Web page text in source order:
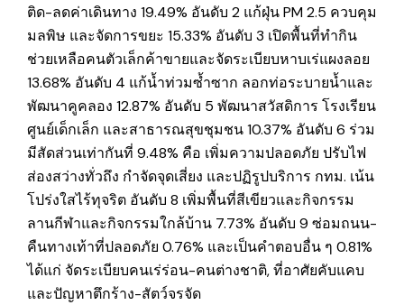
ติด-ลดค่าเดินทาง 19.49% อันดับ 2 แก้ฝุ่น PM 2.5 ควบคุม
มลพิษ และจัดการขยะ 15.33% อันดับ 3 เปิดพื้นที่ทำกิน
ช่วยเหลือคนตัวเล็กค้าขายและจัดระเบียบหาบเร่แผงลอย
13.68% อันดับ 4 แก้น้ำท่วมซ้ำซาก ลอกท่อระบายน้ำและ
พัฒนาคูคลอง 12.87% อันดับ 5 พัฒนาสวัสดิการ โรงเรียน
ศูนย์เด็กเล็ก และสาธารณสุขชุมชน 10.37% อันดับ 6 ร่วม
มีสัดส่วนเท่ากันที่ 9.48% คือ เพิ่มความปลอดภัย ปรับไฟ
ส่องสว่างทั่วถึง กำจัดจุดเสี่ยง และปฏิรูปบริการ กทม. เน้น
โปร่งใสไร้ทุจริต อันดับ 8 เพิ่มพื้นที่สีเขียวและกิจกรรม
ลานกีฬาและกิจกรรมใกล้บ้าน 7.73% อันดับ 9 ซ่อมถนน-
คืนทางเท้าที่ปลอดภัย 0.76% และเป็นคำตอบอื่น ๆ 0.81%
ได้แก่ จัดระเบียบคนเร่ร่อน-คนต่างชาติ, ที่อาศัยคับแคบ
และปัญหาตึกร้าง-สัตว์จรจัด